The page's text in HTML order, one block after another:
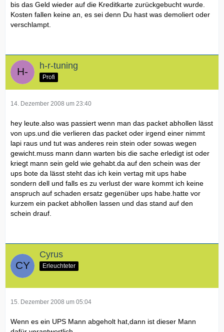
bis das Geld wieder auf die Kreditkarte zurückgebucht wurde.
Kosten fallen keine an, es sei denn Du hast was demoliert oder
verschlampt.
h-r-tuning
Profi
14. Dezember 2008 um 23:40
hey leute.also was passiert wenn man das packet abhollen lässt
von ups.und die verlieren das packet oder irgend einer nimmt
lapi raus und tut was anderes rein stein oder sowas wegen
gewicht.muss mann dann warten bis die sache erledigt ist oder
kriegt mann sein geld wie gehabt.da auf den schein was der
ups bote da lässt steht das ich kein vertag mit ups habe
sondern dell und falls es zu verlust der ware kommt ich keine
anspruch auf schaden ersatz gegenüber ups habe.hatte vor
kurzem ein packet abhollen lassen und das stand auf den
schein drauf.
Cyrus
Erleuchteter
15. Dezember 2008 um 05:04
Wenn es ein UPS Mann abgeholt hat,dann ist dieser Mann